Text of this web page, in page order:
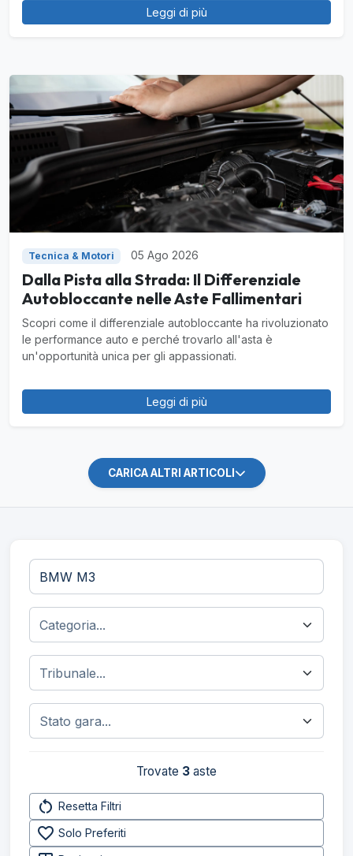
Leggi di più
Tecnica & Motori 05 Ago 2026
Dalla Pista alla Strada: Il Differenziale
Autobloccante nelle Aste Fallimentari
Scopri come il differenziale autobloccante ha rivoluzionato
le performance auto e perché trovarlo all'asta è
un'opportunità unica per gli appassionati.
Leggi di più
CARICA ALTRI ARTICOLI
Trovate 3 aste
restart_alt Resetta Filtri
favorite_border Solo Preferiti